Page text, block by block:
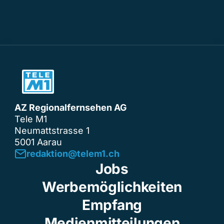
AZ Regionalfernsehen AG
Tele M1
Neumattstrasse 1
5001 Aarau
redaktion@telem1.ch
Jobs
Werbemöglichkeiten
Empfang